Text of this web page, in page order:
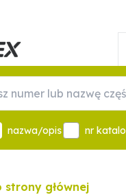
nazwa/opis nr
strony głównej